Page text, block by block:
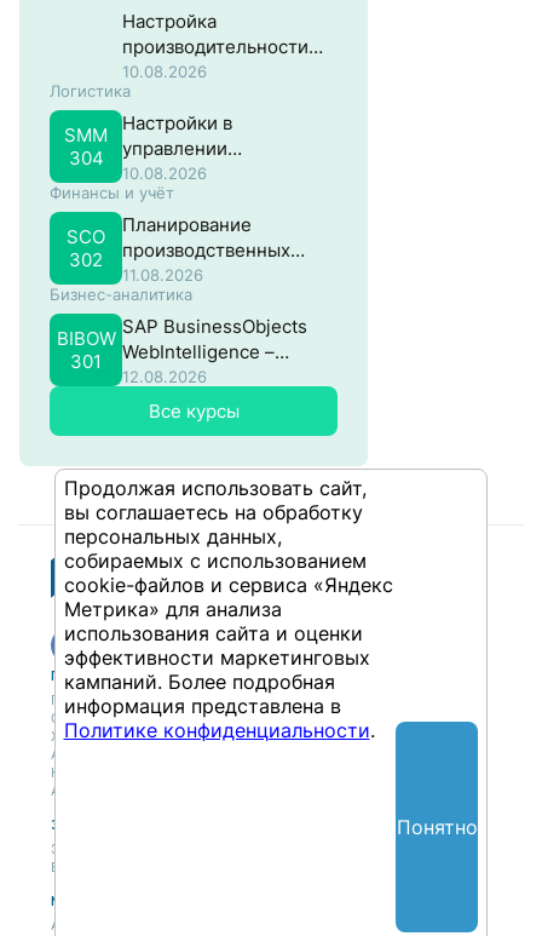
Настройка
производительности
систем на основе SAP
NW ABAP
10.08.2026
Логистика
SMM
304
Настройки в
управлении
материальными
потоками в SAP
10.08.2026
Финансы и учёт
SCO
302
Планирование
производственных
затрат в SAP
11.08.2026
Бизнес-аналитика
BIBOW
301
SAP BusinessObjects
WebIntelligence –
Продвинутый
12.08.2026
Все курсы
Публикации
Публикации
Обсуждения
Журнал
Антологии
Колонки
Авторы
Учебный центр
Учебный центр
Выбрать обучение
Форматы и опции
Экспертная сеть
Экспертная сеть
Вакансии
Партнерская сеть
Мероприятия
Анонсы мероприятий
Продолжая использовать сайт,
вы соглашаетесь на обработку
персональных данных,
собираемых с использованием
cookie-файлов и сервиса «Яндекс
Метрика» для анализа
использования сайта и оценки
эффективности маркетинговых
кампаний. Более подробная
информация представлена в
Политике конфиденциальности.
Понятно